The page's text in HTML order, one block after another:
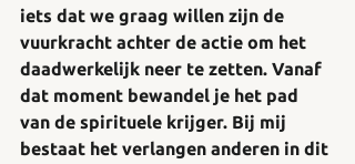
iets dat we graag willen zijn de
vuurkracht achter de actie om het
daadwerkelijk neer te zetten. Vanaf
dat moment bewandel je het pad
van de spirituele krijger. Bij mij
bestaat het verlangen anderen in dit